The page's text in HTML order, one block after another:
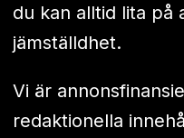
du kan alltid lita på
jämställdhet.
Vi är
redaktionella